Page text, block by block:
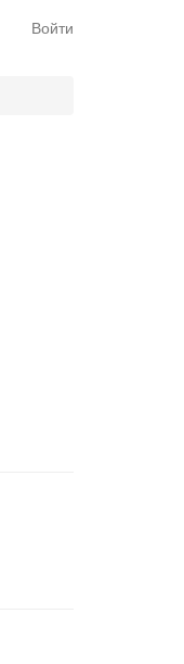
Войти